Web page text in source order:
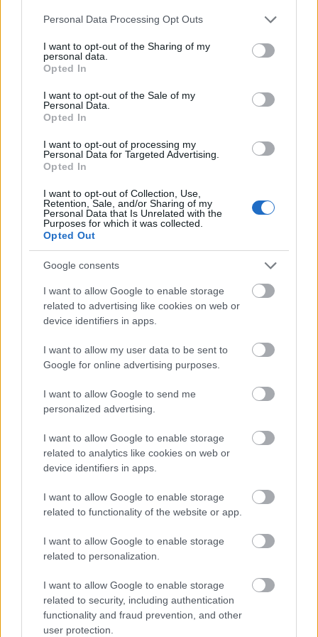
Please note that this website/app uses one or more Google
not limited to your visit or usage behaviour. You may click to
grant or deny consent to Google and its third-party tags to
use your data for below specified purposes in below Google
consent section.
Personal Data Processing Opt Outs
I want to opt-out of the Sharing of my
personal data.
Opted In
I want to opt-out of the Sale of my
Personal Data.
Opted In
I want to opt-out of processing my
Personal Data for Targeted Advertising.
Opted In
I want to opt-out of Collection, Use,
Retention, Sale, and/or Sharing of my
Personal Data that Is Unrelated with the
Purposes for which it was collected.
Opted Out
Google consents
I want to allow Google to enable storage
related to advertising like cookies on web or
device identifiers in apps.
I want to allow my user data to be sent to
Google for online advertising purposes.
I want to allow Google to send me
personalized advertising.
I want to allow Google to enable storage
related to analytics like cookies on web or
device identifiers in apps.
I want to allow Google to enable storage
related to functionality of the website or app.
I want to allow Google to enable storage
related to personalization.
I want to allow Google to enable storage
related to security, including authentication
functionality and fraud prevention, and other
user protection.
AJÁNLJUK MÉG
Paks II.: Mit jelent az 5. blokk új mérföldköve a
felülvizsgálat árnyékában?
Nagy igazolás - Sokszoros bajnok érkezik a